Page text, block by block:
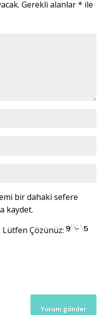
Gerekli alanlar* ile
bir dahaki sefere
kaydet.
Lütfen Çözünüz: